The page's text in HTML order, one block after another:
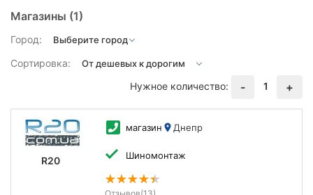
Магазины (1)
Город:
Сортировка:
Нужное количество:
- 1 +
R20
магазин Днепр
Шиномонтаж